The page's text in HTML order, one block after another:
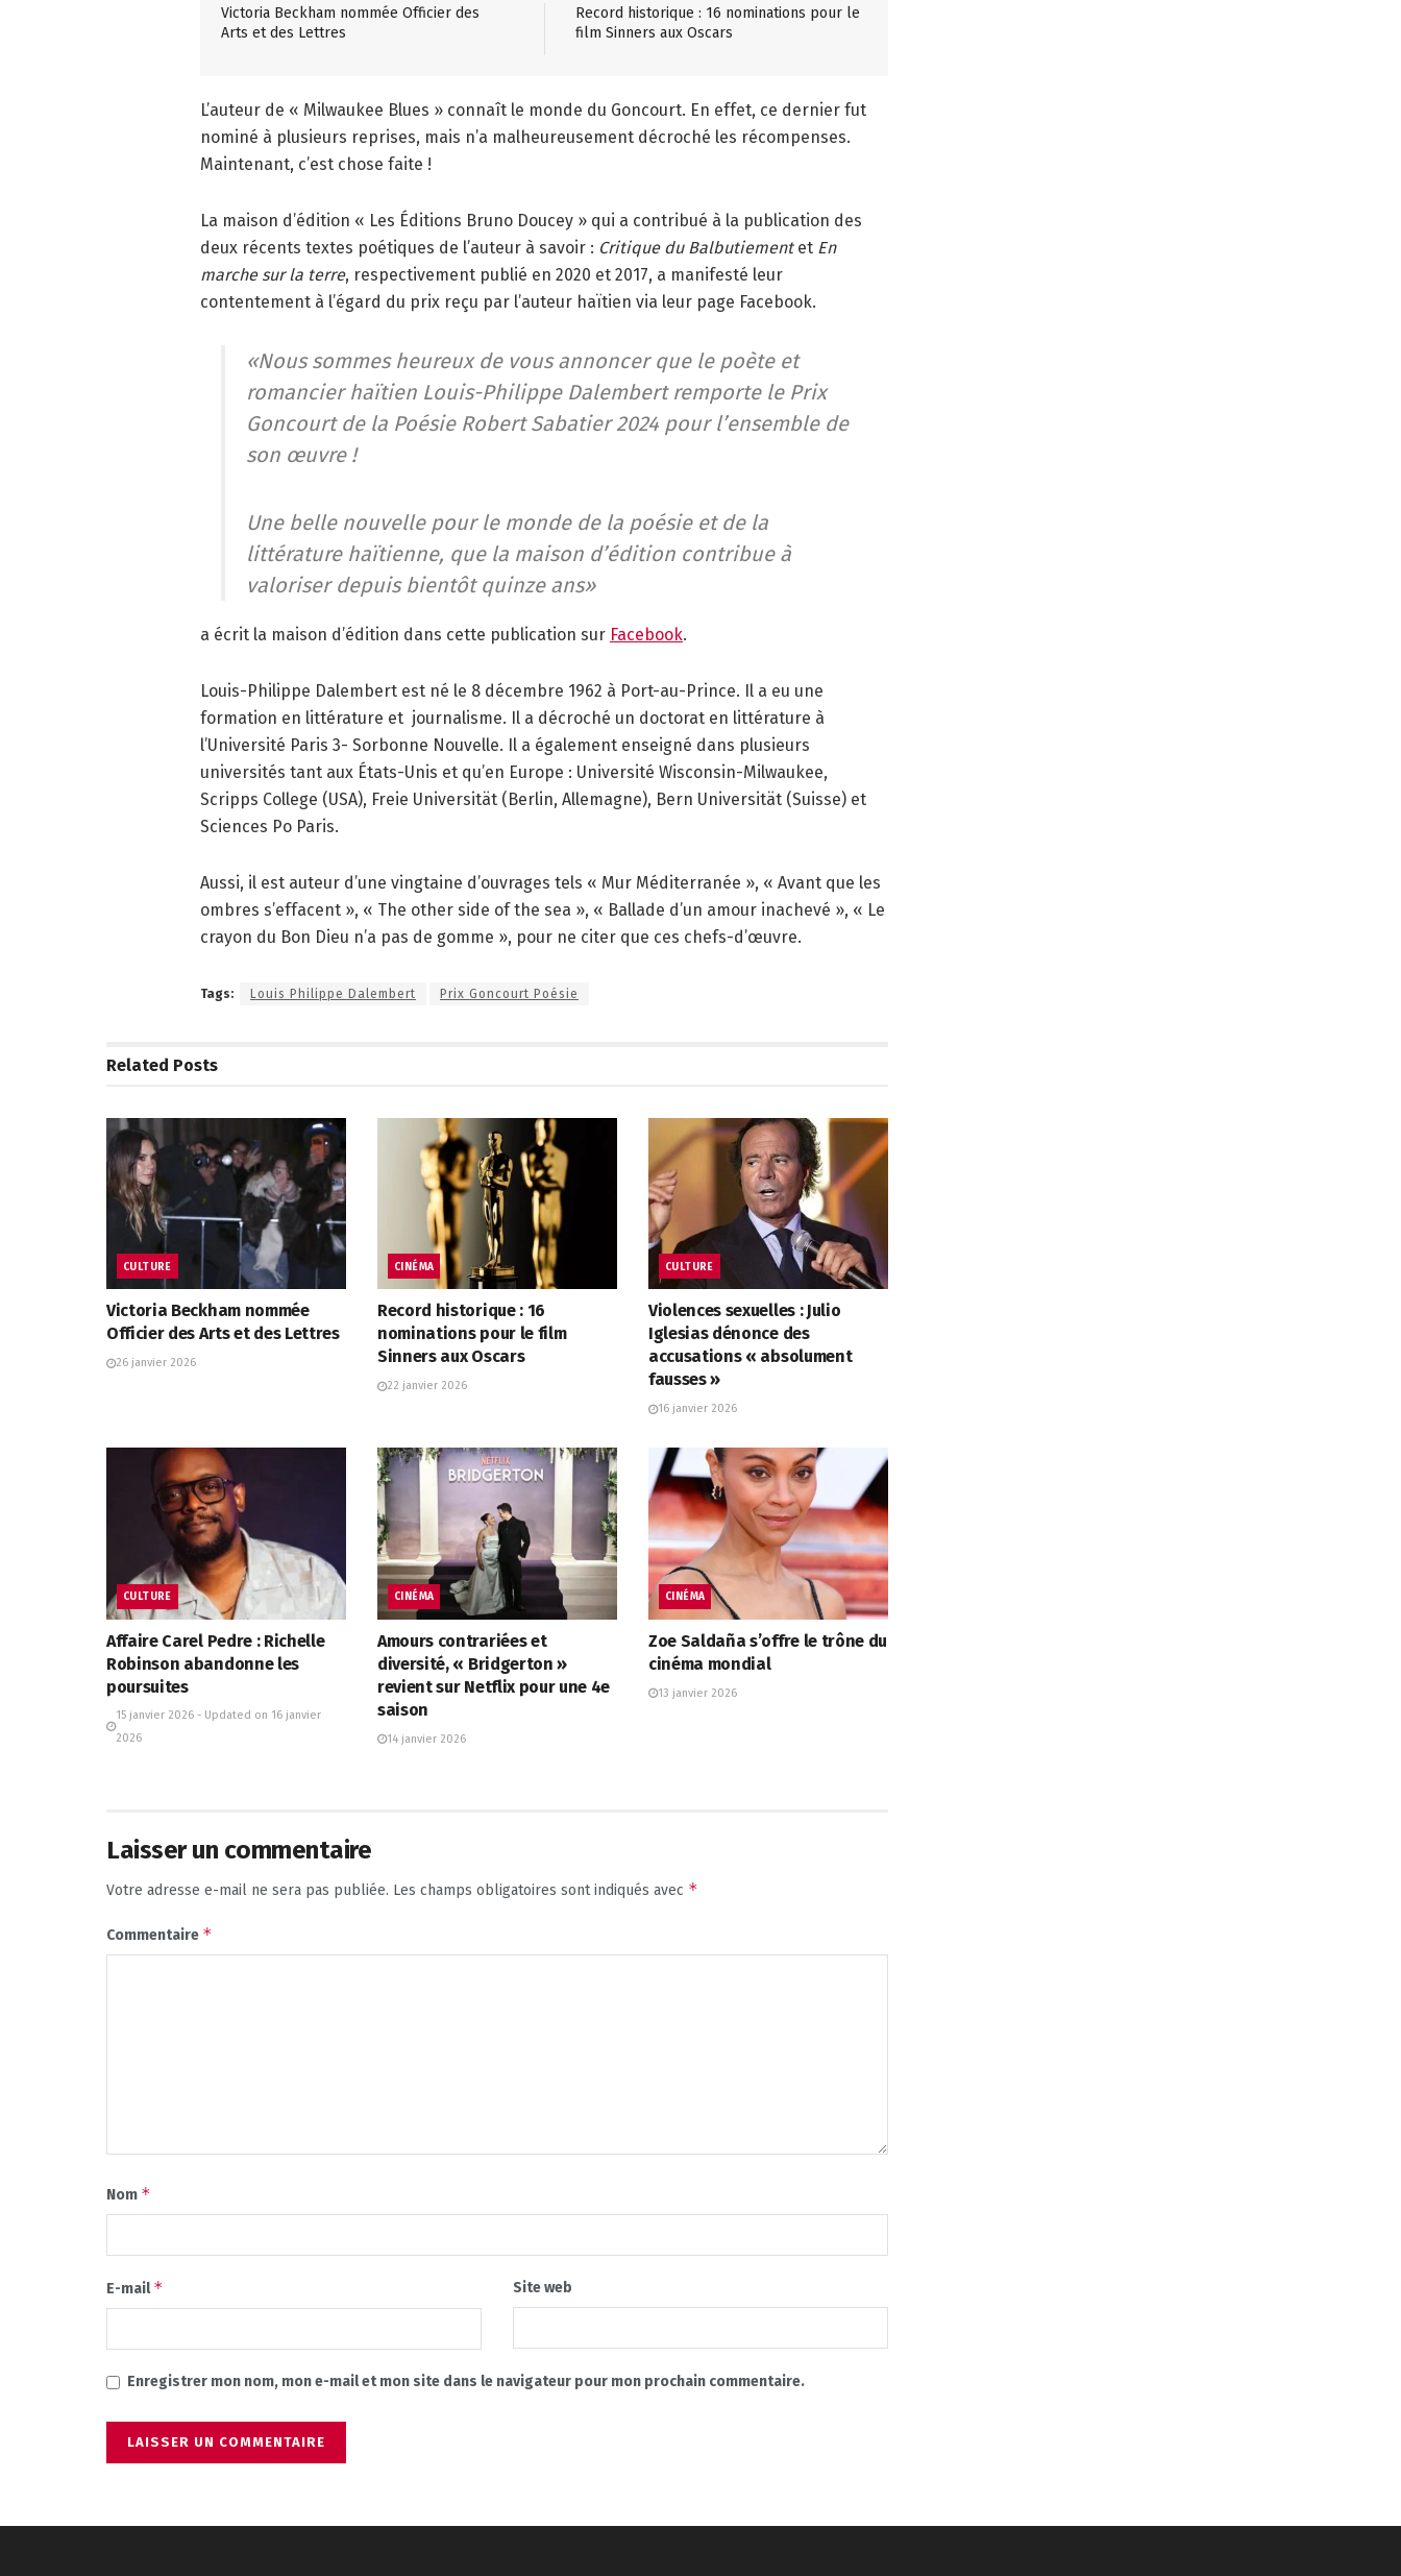
Victoria Beckham nommée Officier des
Arts et des Lettres
Record historique : 16 nominations pour le
film Sinners aux Oscars
L’auteur de « Milwaukee Blues » connaît le monde du Goncourt. En effet, ce dernier fut
nominé à plusieurs reprises, mais n’a malheureusement décroché les récompenses.
Maintenant, c’est chose faite !
La maison d’édition « Les Éditions Bruno Doucey » qui a contribué à la publication des
deux récents textes poétiques de l’auteur à savoir : Critique du Balbutiementet En
marche sur la terre, respectivement publié en 2020 et 2017, a manifesté leur
contentement à l’égard du prix reçu par l’auteur haïtien via leur page Facebook.
«Nous sommes heureux de vous annoncer que le poète et
romancier haïtien Louis-Philippe Dalembert remporte le Prix
Goncourt de la Poésie Robert Sabatier 2024 pour l’ensemble de
son œuvre !
Une belle nouvelle pour le monde de la poésie et de la
littérature haïtienne, que la maison d’édition contribue à
valoriser depuis bientôt quinze ans»
a écrit la maison d’édition dans cette publication sur Facebook.
Louis-Philippe Dalembert est né le 8 décembre 1962 à Port-au-Prince. Il a eu une
formation en littérature et journalisme. Il a décroché un doctorat en littérature à
l’Université Paris 3- Sorbonne Nouvelle. Il a également enseigné dans plusieurs
universités tant aux États-Unis et qu’en Europe : Université Wisconsin-Milwaukee,
Scripps College (USA), Freie Universität (Berlin, Allemagne), Bern Universität (Suisse) et
Sciences Po Paris.
Aussi, il est auteur d’une vingtaine d’ouvrages tels « Mur Méditerranée », « Avant que les
ombres s’effacent », « The other side of the sea », « Ballade d’un amour inachevé », « Le
crayon du Bon Dieu n’a pas de gomme », pour ne citer que ces chefs-d’œuvre.
Tags: Louis Philippe Dalembert Prix Goncourt Poésie
Related Posts
CULTURE
Victoria Beckham nommée
Officier des Arts et des Lettres
26 janvier 2026
CINÉMA
Record historique : 16
nominations pour le film
Sinners aux Oscars
22 janvier 2026
CULTURE
Violences sexuelles : Julio
Iglesias dénonce des
accusations « absolument
fausses »
16 janvier 2026
CULTURE
Affaire Carel Pedre : Richelle
Robinson abandonne les
poursuites
15 janvier 2026 - Updated on 16 janvier
2026
CINÉMA
Amours contrariées et
diversité, « Bridgerton »
revient sur Netflix pour une 4e
saison
14 janvier 2026
CINÉMA
Zoe Saldaña s’offre le trône du
cinéma mondial
13 janvier 2026
Laisser un commentaire
Votre adresse e-mail ne sera pas publiée. Les champs obligatoires sont indiqués avec *
Commentaire *
Nom *
E-mail* Site web
Enregistrer mon nom, mon e-mail et mon site dans le navigateur pour mon prochain commentaire.